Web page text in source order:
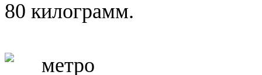
80 килограмм.